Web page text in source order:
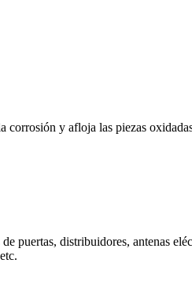
corrosión y afloja las piezas
puertas, distribuidores, antenas